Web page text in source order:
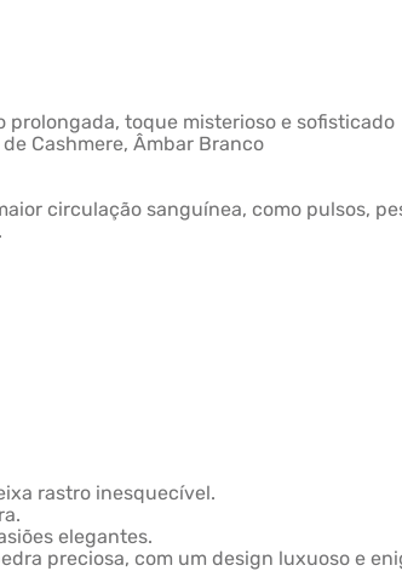
toque misterioso e sofisticado
Cashmere, Âmbar Branco
circulação sanguínea, como pulsos,
rastro inesquecível.
elegantes.
preciosa, com um design luxuoso e